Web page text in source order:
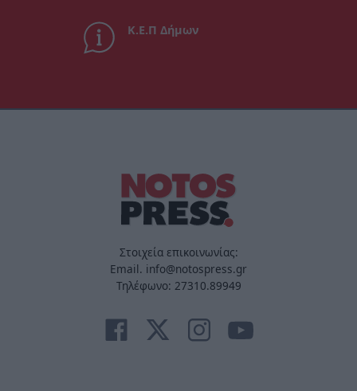
Κ.Ε.Π Δήμων
Στοιχεία επικοινωνίας:
Email. info@notospress.gr
Τηλέφωνο: 27310.89949